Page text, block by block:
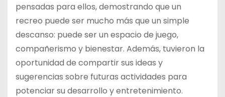
pensadas para ellos, demostrando que un
recreo puede ser mucho más que un simple
descanso: puede ser un espacio de juego,
compañerismo y bienestar. Además, tuvieron la
oportunidad de compartir sus ideas y
sugerencias sobre futuras actividades para
potenciar su desarrollo y entretenimiento.